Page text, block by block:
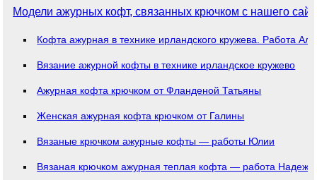
Модели ажурных кофт, связанных крючком с нашего
Кофта ажурная в технике ирландского кружева. Работа
Вязание ажурной кофты в технике ирландское кружево
Ажурная кофта крючком от Фланденой Татьяны
Женская ажурная кофта крючком от Галины
Вязаные крючком ажурные кофты — работы Юлии
Вязаная крючком ажурная теплая кофта — работа